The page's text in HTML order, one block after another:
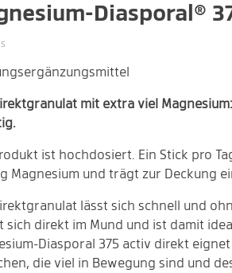
Diasporal®
mit extra viel
ist hochdosiert. Ein Stick pro
Magnesium und trägt zur Deckung
lässt sich schnell und
sich direkt im Mund und ist damit
Diasporal 375 activ direkt
die viel in Bewegung sind und
enthält:
den Inhalt eines Sticks verzehren.